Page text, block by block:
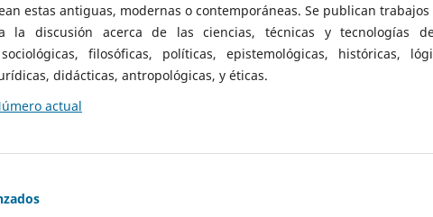
estas antiguas, modernas o contemporáneas. Se publican
la discusión acerca de las ciencias, técnicas y tecnologías
filosóficas, políticas, epistemológicas, históricas,
didácticas, antropológicas, y éticas.
actual